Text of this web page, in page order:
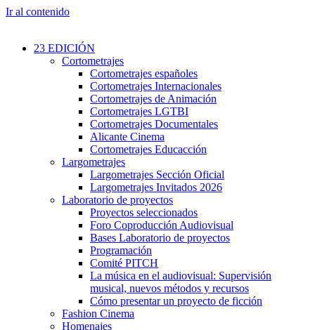
Ir al contenido
23 EDICIÓN
Cortometrajes
Cortometrajes españoles
Cortometrajes Internacionales
Cortometrajes de Animación
Cortometrajes LGTBI
Cortometrajes Documentales
Alicante Cinema
Cortometrajes Educacción
Largometrajes
Largometrajes Sección Oficial
Largometrajes Invitados 2026
Laboratorio de proyectos
Proyectos seleccionados
Foro Coproducción Audiovisual
Bases Laboratorio de proyectos
Programación
Comité PITCH
La música en el audiovisual: Supervisión
musical, nuevos métodos y recursos
Cómo presentar un proyecto de ficción
Fashion Cinema
Homenajes